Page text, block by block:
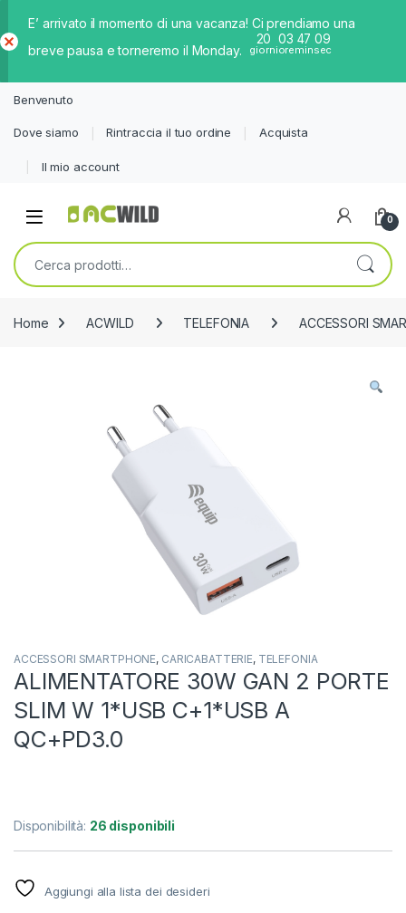
E’ arrivato il momento di una vacanza! Ci prendiamo una
breve pausa e torneremo il Monday.
20
giorni
03
ore
47
min
09
sec
iud
Benvenuto
Dove siamo Rintraccia il tuo ordine Acquista
Il mio account
0
Cerca:
Home ACWILD TELEFONIA ACCESSORI
ACCESSORI SMARTPHONE, CARICABATTERIE, TELEFONIA
ALIMENTATORE 30W GAN 2 PORTE
SLIM W 1*USB C+1*USB A
QC+PD3.0
Disponibilità: 26 disponibili
Aggiungi alla lista dei desideri